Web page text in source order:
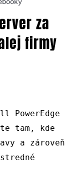
za
firmy
PowerEdge
tam, kde
a zároveň